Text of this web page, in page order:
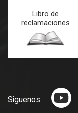
Libro de
reclamaciones
Siguenos: